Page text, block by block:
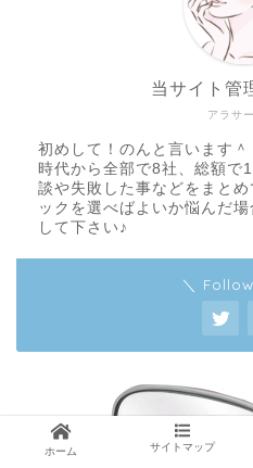
アラサ
当サイト
初めして！のんと言います
時代から全部で8社、総額で
談や失敗した事などをまと
ックを選べばよいか悩んだ
して下さい♪
＼
ホーム サイトマップ